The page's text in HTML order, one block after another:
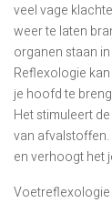
veel vage
weer te laten
organen staan
Reflexologie
je hoofd te
Het stimuleert
van
en verhoogt het
Voetreflexologie